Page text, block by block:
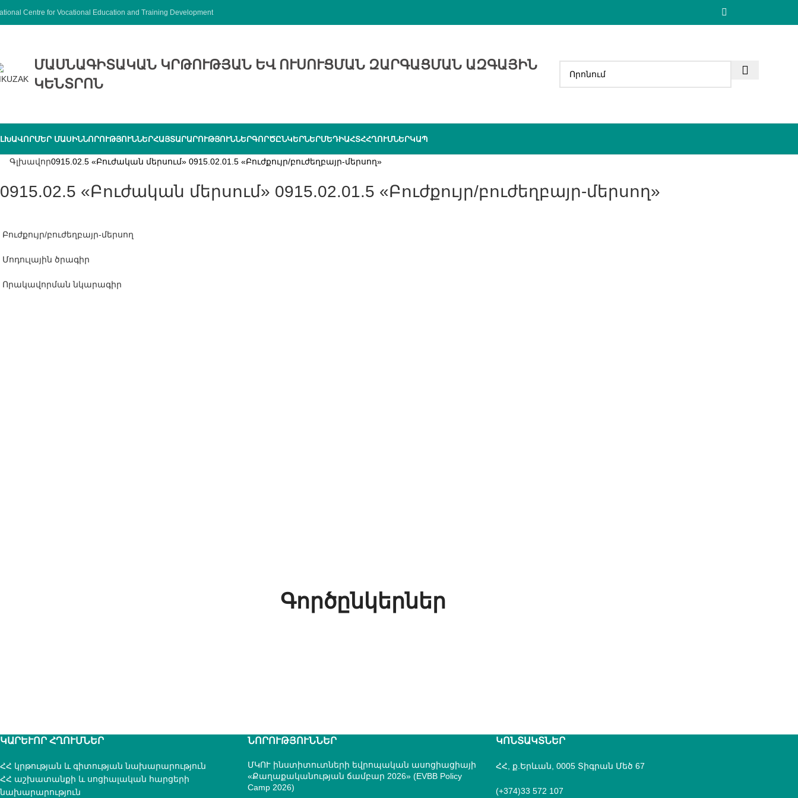
Centre for Vocational Education and Training Development
ՄԱՍՆԱԳԻՏԱԿԱՆ ԿՐԹՈՒԹՅԱՆ ԵՎ ՈՒՍՈՒՑՄԱՆ ԶԱՐԳԱՑՄԱՆ ԱԶԳԱՅԻՆ
ԿԵՆՏՐՈՆ
ՄԵՐ ՄԱՍԻՆՆՈՐՈՒԹՅՈՒՆՆԵՐՀԱՅՏԱՐԱՐՈՒԹՅՈՒՆՆԵՐԳՈՐԾԸՆԿԵՐՆԵՐՄԵԴԻԱՀՏՀՀՂՈՒՄՆԵՐԿԱՊ
Գլխավոր0915.02.5 «Բուժական մերսում» 0915.02.01.5 «Բուժքույր/բուժեղբայր-մերսող»
0915.02.5 «Բուժական մերսում» 0915.02.01.5 «Բուժքույր/բուժեղբայր-մերսող»
Բուժքույր/բուժեղբայր-մերսող
Մոդուլային ծրագիր
Որակավորման նկարագիր
Գործընկերներ
ԿԱՐԵՒՈՐ ՀՂՈՒՄՆԵՐ
ՀՀ կրթության և գիտության նախարարություն
ՀՀ աշխատանքի և սոցիալական հարցերի
նախարարություն
ՆՈՐՈՒԹՅՈՒՆՆԵՐ
ՄԿՈՒ ինստիտուտների եվրոպական ասոցիացիայի
«Քաղաքականության ճամբար 2026» (EVBB Policy
Camp 2026)
ԿՈՆՏԱԿՏՆԵՐ
ՀՀ, ք.Երևան, 0005 Տիգրան Մեծ 67
(+374)33 572 107